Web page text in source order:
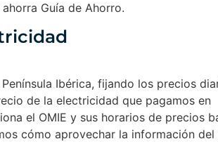
Guía de Ahorro.
Ibérica, fijando los precios
de la electricidad que pagamos en
el OMIE y sus horarios de precios
cómo aprovechar la información del